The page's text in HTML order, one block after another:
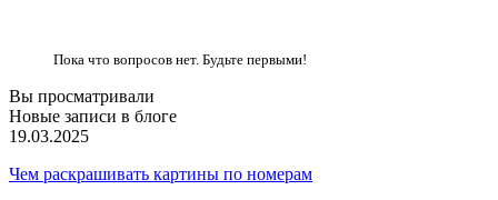
Пока что вопросов нет. Будьте первыми!
Вы просматривали
Новые записи в блоге
19.03.2025
Чем раскрашивать картины по номерам